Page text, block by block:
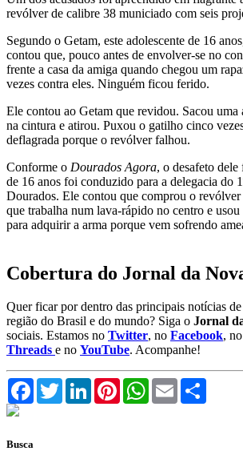
revólver de calibre 38 municiado com seis
Segundo o Getam, este adolescente de 16
contou que, pouco antes de envolver-se no
frente a casa da amiga quando chegou um
vezes contra eles. Ninguém ficou ferido.
Ele contou ao Getam que revidou. Sacou uma
na cintura e atirou. Puxou o gatilho cinco
deflagrada porque o revólver falhou.
Conforme o Dourados Agora, o desafeto
de 16 anos foi conduzido para a delegacia do
Dourados. Ele contou que comprou o
que trabalha num lava-rápido no centro e
para adquirir a arma porque vem sofrendo
Cobertura do Jornal da
Quer ficar por dentro das principais notícias
região do Brasil e do mundo? Siga o Jornal
sociais. Estamos no Twitter, no Facebook, no
Threads e no YouTube. Acompanhe!
FacebookTwitterLinkedInPinterestWhatsApp
Email
Busca